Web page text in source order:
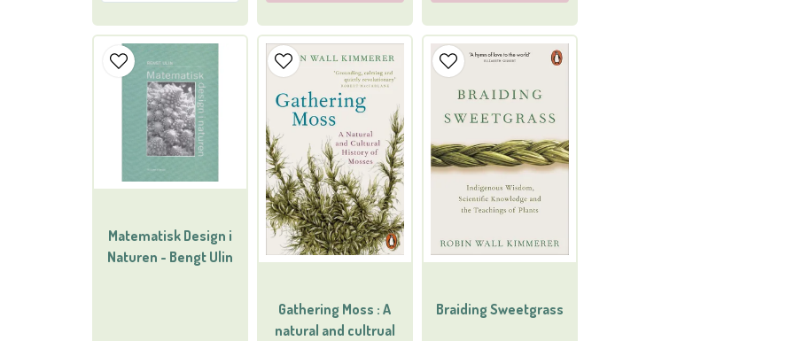
Matematisk Design i
Naturen - Bengt Ulin
Gathering Moss : A
natural and cultrual
Braiding Sweetgrass